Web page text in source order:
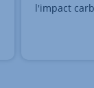
l'impact